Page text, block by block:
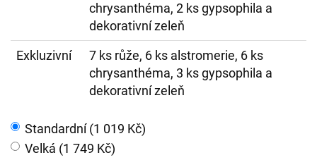
chrysanthéma, 2 ks gypsophila a
dekorativní zeleň
Exkluzivní
7 ks růže, 6 ks alstromerie, 6 ks
chrysanthéma, 3 ks gypsophila a
dekorativní zeleň
Standardní (1 019 Kč)
Velká (1 749 Kč)